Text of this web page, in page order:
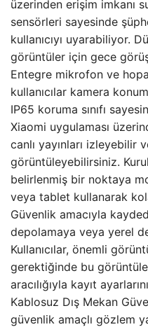
üzerinden erişim imkanı
sensörleri sayesinde
kullanıcıyı uyarabiliyor.
görüntüler için gece
Entegre mikrofon ve
kullanıcılar kamera
IP65 koruma sınıfı
Xiaomi uygulaması
canlı yayınları izleyebilir
görüntüleyebilirsiniz.
belirlenmiş bir noktaya
veya tablet kullanarak
Güvenlik amacıyla
depolamaya veya yerel
Kullanıcılar, önemli
gerektiğinde bu
aracılığıyla kayıt
Kablosuz Dış Mekan
güvenlik amaçlı gözlem